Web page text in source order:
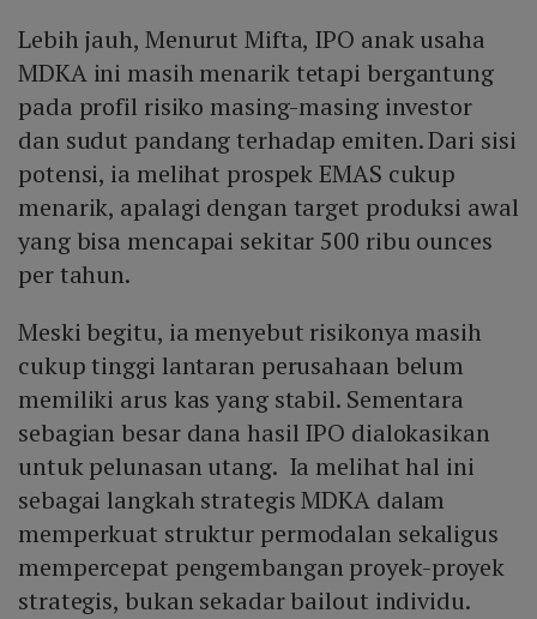
Lebih jauh, Menurut Mifta, IPO anak usaha
MDKA ini masih menarik tetapi bergantung
pada profil risiko masing-masing investor
dan sudut pandang terhadap emiten. Dari sisi
potensi, ia melihat prospek EMAS cukup
menarik, apalagi dengan target produksi awal
yang bisa mencapai sekitar 500 ribu ounces
per tahun.
Meski begitu, ia menyebut risikonya masih
cukup tinggi lantaran perusahaan belum
memiliki arus kas yang stabil. Sementara
sebagian besar dana hasil IPO dialokasikan
untuk pelunasan utang. Ia melihat hal ini
sebagai langkah strategis MDKA dalam
memperkuat struktur permodalan sekaligus
mempercepat pengembangan proyek-proyek
strategis, bukan sekadar bailout individu.